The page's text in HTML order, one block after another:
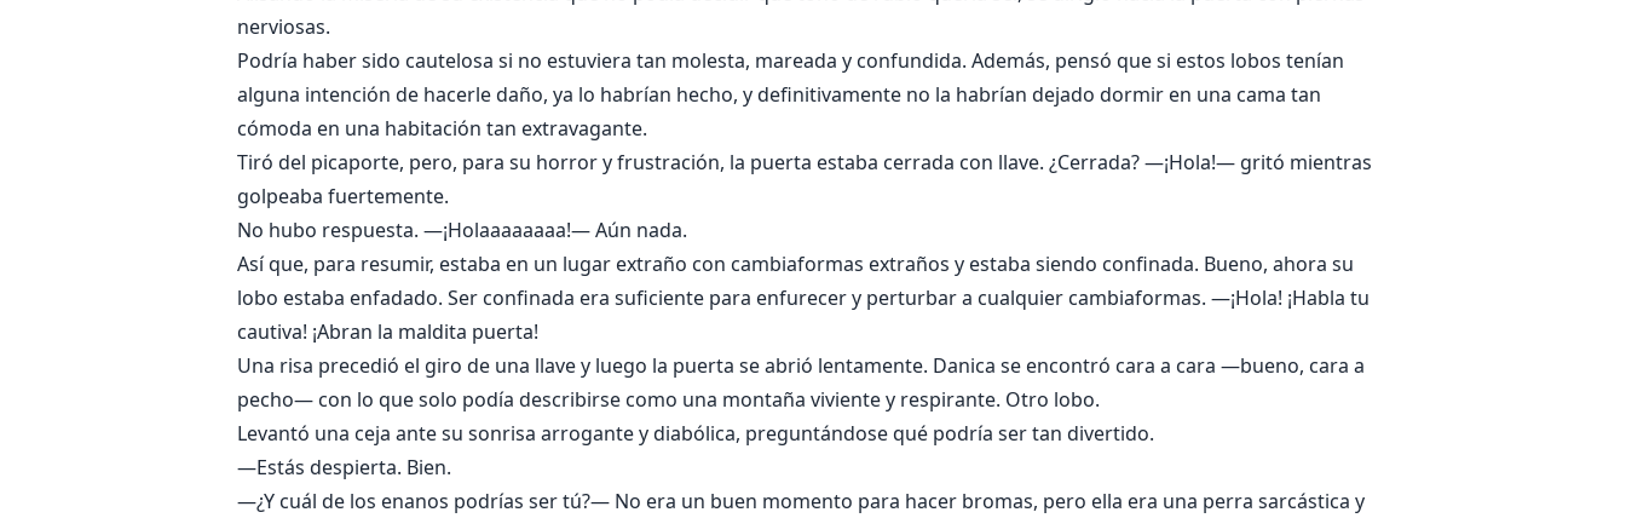
nerviosas.
Podría haber sido cautelosa si no estuviera tan molesta, mareada y confundida. Además, pensó que si estos lobos tenían
alguna intención de hacerle daño, ya lo habrían hecho, y definitivamente no la habrían dejado dormir en una cama tan
cómoda en una habitación tan extravagante.
Tiró del picaporte, pero, para su horror y frustración, la puerta estaba cerrada con llave. ¿Cerrada? —¡Hola!— gritó mientras
golpeaba fuertemente.
No hubo respuesta. —¡Holaaaaaaaa!— Aún nada.
Así que, para resumir, estaba en un lugar extraño con cambiaformas extraños y estaba siendo confinada. Bueno, ahora su
lobo estaba enfadado. Ser confinada era suficiente para enfurecer y perturbar a cualquier cambiaformas. —¡Hola! ¡Habla tu
cautiva! ¡Abran la maldita puerta!
Una risa precedió el giro de una llave y luego la puerta se abrió lentamente. Danica se encontró cara a cara —bueno, cara a
pecho— con lo que solo podía describirse como una montaña viviente y respirante. Otro lobo.
Levantó una ceja ante su sonrisa arrogante y diabólica, preguntándose qué podría ser tan divertido.
—Estás despierta. Bien.
—¿Y cuál de los enanos podrías ser tú?— No era un buen momento para hacer bromas, pero ella era una perra sarcástica y